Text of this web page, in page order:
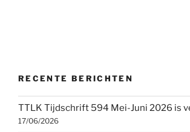
RECENTE BERICHTEN
TTLK Tijdschrift 594 Mei-Juni 2026 is
17/06/2026